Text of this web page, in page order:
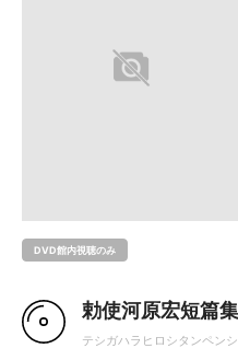
DVD館内視聴のみ
勅使河原宏短篇集
テシガハラヒロシタンペン